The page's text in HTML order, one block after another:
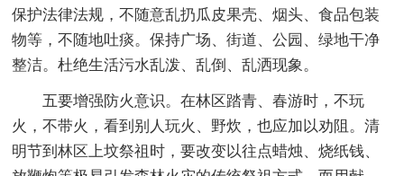
保护法律法规，不随意乱扔瓜皮果壳、烟头、食品包装
物等，不随地吐痰。保持广场、街道、公园、绿地干净
整洁。杜绝生活污水乱泼、乱倒、乱洒现象。
五要增强防火意识。在林区踏青、春游时，不玩
火，不带火，看到别人玩火、野炊，也应加以劝阻。清
明节到林区上坟祭祖时，要改变以往点蜡烛、烧纸钱、